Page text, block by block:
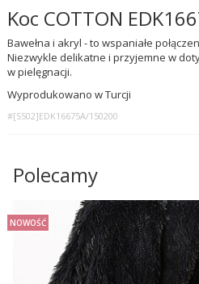
Koc COTTON
Bawełna i akryl - to wspaniałe
Niezwykle delikatne i przyjemne w
w pielęgnacji.
Wyprodukowano w Turcji
#[S502]EDK16675A/150200
Polecamy
NOWOŚĆ